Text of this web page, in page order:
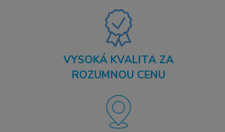
VYSOKÁ KVALITA ZA
ROZUMNOU CENU